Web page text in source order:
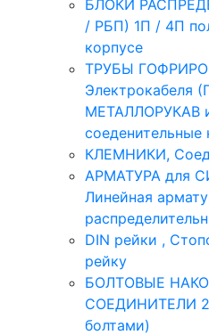
БЛОКИ
/ РБП) 1П / 4П
корпусе
ТРУБЫ
Электрокабеля
МЕТАЛЛОРУКАВ
соеденительные
КЛЕМНИКИ,
АРМАТУРА для
Линейная
DIN рейки ,
рейку
БОЛТОВЫЕ
СОЕДИНИТЕЛИ
болтами)